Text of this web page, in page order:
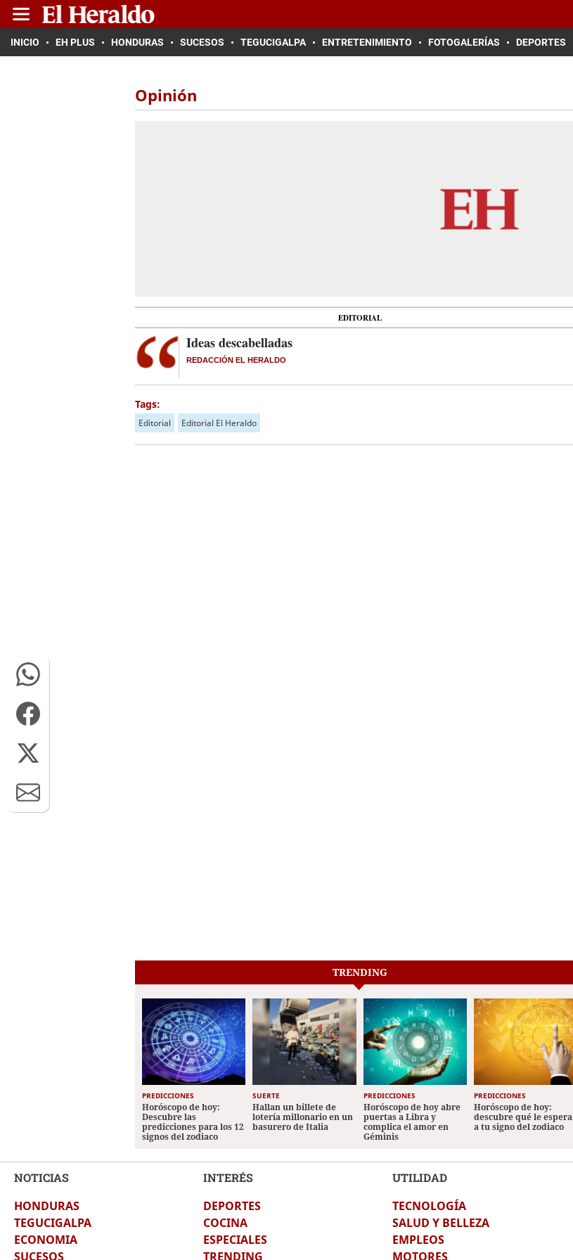
INICIO EH PLUS HONDURAS SUCESOS TEGUCIGALPA ENTRETENIMIENTO FOTOGALERÍAS DEPORTES
Opinión
EDITORIAL
Ideas descabelladas
REDACCIÓN EL HERALDO
Tags:
Editorial Editorial El Heraldo
TRENDING
PREDICCIONES
Horóscopo de hoy:
Descubre las
predicciones para los 12
signos del zodiaco
SUERTE
Hallan un billete de
lotería millonario en un
basurero de Italia
PREDICCIONES
Horóscopo de hoy abre
puertas a Libra y
complica el amor en
Géminis
PREDICCIONES
Horóscopo de hoy:
descubre qué le espera
a tu signo del zodiaco
NOTICIAS
HONDURAS
TEGUCIGALPA
ECONOMIA
SUCESOS
INTERÉS
DEPORTES
COCINA
ESPECIALES
TRENDING
UTILIDAD
TECNOLOGÍA
SALUD Y BELLEZA
EMPLEOS
MOTORES